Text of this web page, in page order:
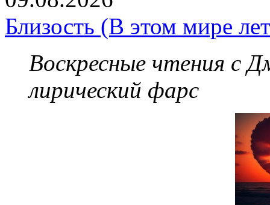
Близость (В этом мире
Воскресные чтения с
лирический фарс